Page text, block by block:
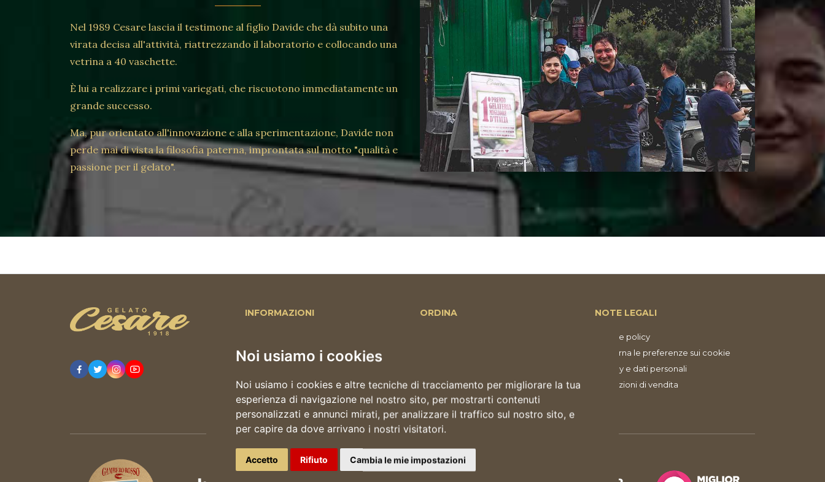
Noi usiamo i cookies
Noi usiamo i cookies e altre tecniche di tracciamento per migliorare la tua
esperienza di navigazione nel nostro sito, per mostrarti contenuti
personalizzati e annunci mirati, per analizzare il traffico sul nostro sito, e
per capire da dove arrivano i nostri visitatori.
Accetto Rifiuto Cambia le mie impostazioni
Nel 1989 Cesare lascia il testimone al figlio Davide che dà subito una
virata decisa all'attività, riattrezzando il laboratorio e collocando una
vetrina a 40 vaschette.
È lui a realizzare i primi variegati, che riscuotono immediatamente un
grande successo.
Ma, pur orientato all'innovazione e alla sperimentazione, Davide non
perde mai di vista la filosofia paterna, improntata sul motto "qualità e
passione per il gelato".
INFORMAZIONI
La storia
Cesare Live
Blog
Contatti
ORDINA
Indirizzi
I tuoi ordini
NOTE LEGALI
Cookie policy
Aggiorna le preferenze sui cookie
Privacy e dati personali
Condizioni di vendita